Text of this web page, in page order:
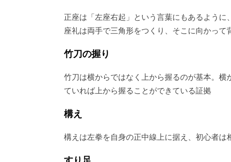
正座は「左座右起」という言葉にもあるように
座礼は両手で三角形をつくり、そこに向かっ
竹刀の握り
竹刀は横からではなく上から握るのが基本。
ていれば上から握ることができている証拠
構え
構えは左拳を自身の正中線上に据え、初心者は